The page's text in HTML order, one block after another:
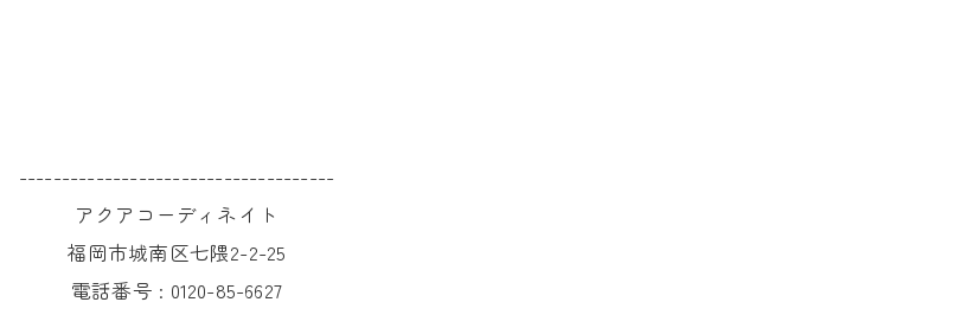
-------------------------------------
アクアコーディネイト
福岡市城南区七隈2-2-25
電話番号 : 0120-85-6627